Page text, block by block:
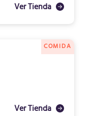
Ver Tienda
COMIDA
Ver Tienda